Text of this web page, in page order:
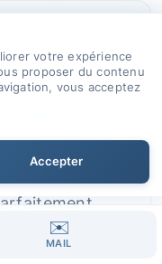
faire
des sites
✉️
MAIL
votre expérience
proposer du contenu
vous acceptez
Accepter